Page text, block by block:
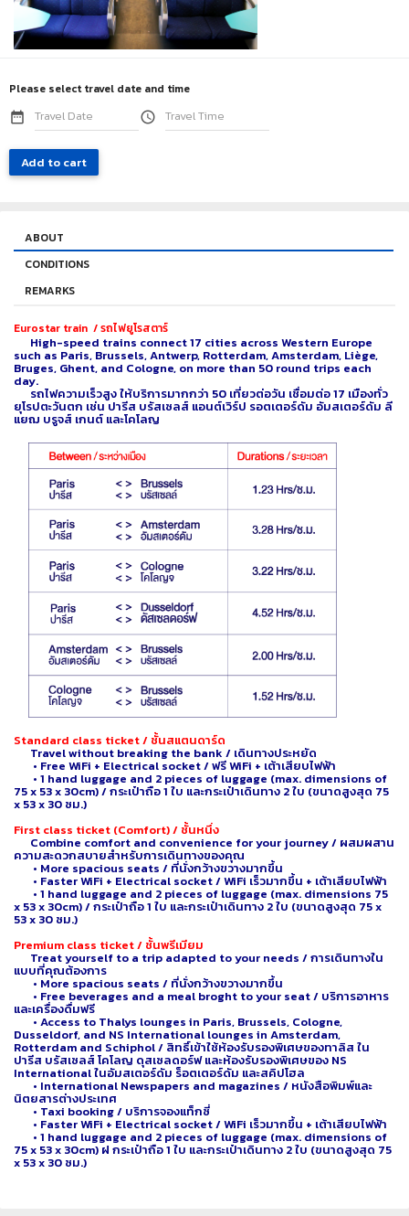
Please select travel date and time
date_range
access_time
Add to cart
ABOUT
CONDITIONS
REMARKS
Eurostar train / รถไฟยูโรสตาร์
High-speed trains connect 17 cities across Western Europe
such as Paris, Brussels, Antwerp, Rotterdam, Amsterdam, Liège,
Bruges, Ghent, and Cologne, on more than 50 round trips each
day.
รถไฟความเร็วสูง ให้บริการมากกว่า 50 เที่ยวต่อวัน เชื่อมต่อ 17 เมืองทั่ว
ยุโรปตะวันตก เช่น ปารีส บรัสเซลส์ แอนต์เวิร์ป รอตเตอร์ดัม อัมสเตอร์ดัม ลี
แยฌ บรูจส์ เกนต์ และโคโลญ
Standard class ticket / ชั้นสแตนดาร์ด
Travel without breaking the bank / เดินทางประหยัด
• Free WiFi + Electrical socket / ฟรี WiFi + เต้าเสียบไฟฟ้า
• 1 hand luggage and 2 pieces of luggage (max. dimensions of
75 x 53 x 30cm) / กระเป๋าถือ 1 ใบ และกระเป๋าเดินทาง 2 ใบ (ขนาดสูงสุด 75
x 53 x 30 ซม.)
First class ticket (Comfort) / ชั้นหนึ่ง
Combine comfort and convenience for your journey / ผสมผสาน
ความสะดวกสบายสำหรับการเดินทางของคุณ
• More spacious seats / ที่นั่งกว้างขวางมากขึ้น
• Faster WiFi + Electrical socket / WiFi เร็วมากขึ้น + เต้าเสียบไฟฟ้า
• 1 hand luggage and 2 pieces of luggage (max. dimensions 75
x 53 x 30cm) / กระเป๋าถือ 1 ใบ และกระเป๋าเดินทาง 2 ใบ (ขนาดสูงสุด 75 x
53 x 30 ซม.)
Premium class ticket / ชั้นพรีเมียม
Treat yourself to a trip adapted to your needs / การเดินทางใน
แบบที่คุณต้องการ
• More spacious seats / ที่นั่งกว้างขวางมากขึ้น
• Free beverages and a meal broght to your seat / บริการอาหาร
และเครื่องดื่มฟรี
• Access to Thalys lounges in Paris, Brussels, Cologne,
Dusseldorf, and NS International lounges in Amsterdam,
Rotterdam and Schiphol / สิทธิ์เข้าใช้ห้องรับรองพิเศษของทาลิส ใน
ปารีส บรัสเซลส์ โคโลญ ดุสเซลดอร์ฟ และห้องรับรองพิเศษของ NS
International ในอัมสเตอร์ดัม ร็อตเตอร์ดัม และสคิปโฮล
• International Newspapers and magazines / หนังสือพิมพ์และ
นิตยสารต่างประเทศ
• Taxi booking / บริการจองแท็กซี่
• Faster WiFi + Electrical socket / WiFi เร็วมากขึ้น + เต้าเสียบไฟฟ้า
• 1 hand luggage and 2 pieces of luggage (max. dimensions of
75 x 53 x 30cm) ฝ กระเป๋าถือ 1 ใบ และกระเป๋าเดินทาง 2 ใบ (ขนาดสูงสุด 75
x 53 x 30 ซม.)